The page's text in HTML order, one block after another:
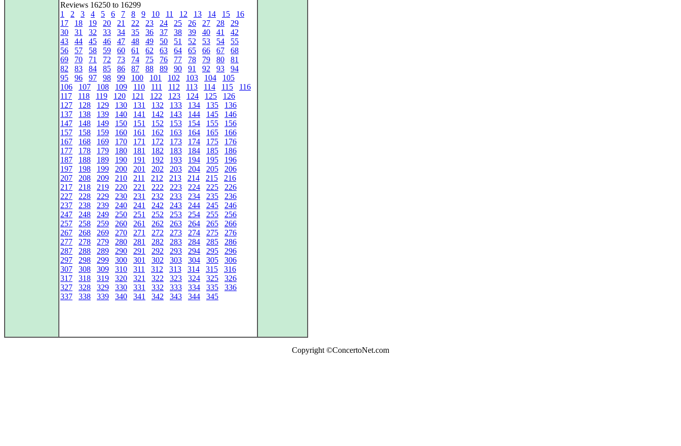
Reviews 16250 to 16299
1
2 3 4 5 6 7 8 9 10 11 12 13 14 15
16
17
18 19 20 21 22 23 24 25 26 27 28
29
30
31 32 33 34 35 36 37 38 39 40 41
42
43
44 45 46 47 48 49 50 51 52 53 54
55
56
57 58 59 60 61 62 63 64 65 66 67
68
69
70 71 72 73 74 75 76 77 78 79 80
81
82
83 84 85 86 87 88 89 90 91 92 93
94
95
96 97 98 99 100 101 102 103 104
105
106
107 108 109 110 111 112 113 114 115
116
117
118 119 120 121 122 123 124 125
126
127
128 129 130 131 132 133 134 135
136
137
138 139 140 141 142 143 144 145
146
147
148 149 150 151 152 153 154 155
156
157
158 159 160 161 162 163 164 165
166
167
168 169 170 171 172 173 174 175
176
177
178 179 180 181 182 183 184 185
186
187
188 189 190 191 192 193 194 195
196
197
198 199 200 201 202 203 204 205
206
207
208 209 210 211 212 213 214 215
216
217
218 219 220 221 222 223 224 225
226
227
228 229 230 231 232 233 234 235
236
237
238 239 240 241 242 243 244 245
246
247
248 249 250 251 252 253 254 255
256
257
258 259 260 261 262 263 264 265
266
267
268 269 270 271 272 273 274 275
276
277
278 279 280 281 282 283 284 285
286
287
288 289 290 291 292 293 294 295
296
297
298 299 300 301 302 303 304 305
306
307
308 309 310 311 312 313 314 315
316
317
318 319 320 321 322 323 324 325
326
327
328 329 330 331 332 333 334 335
336
337
338 339 340 341 342 343 344 345
Copyright ©ConcertoNet.com